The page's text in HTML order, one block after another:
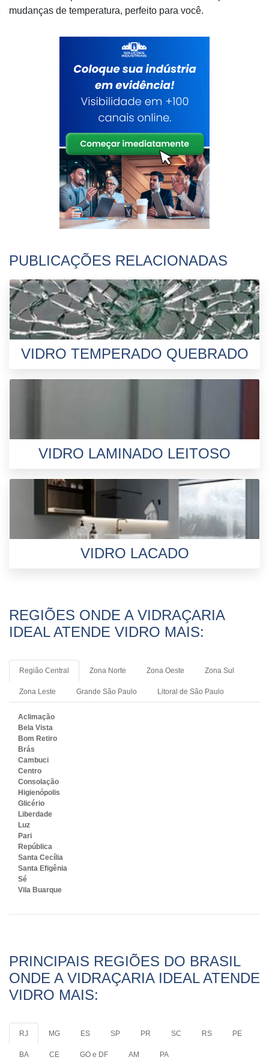
mudanças de temperatura, perfeito para você.
PUBLICAÇÕES RELACIONADAS
VIDRO TEMPERADO QUEBRADO
VIDRO LAMINADO LEITOSO
VIDRO LACADO
REGIÕES ONDE A VIDRAÇARIA
IDEAL ATENDE VIDRO MAIS:
Região Central Zona Norte Zona Oeste Zona Sul
Zona Leste Grande São Paulo Litoral de São Paulo
Aclimação
Bela Vista
Bom Retiro
Brás
Cambuci
Centro
Consolação
Higienópolis
Glicério
Liberdade
Luz
Pari
República
Santa Cecília
Santa Efigênia
Sé
Vila Buarque
PRINCIPAIS REGIÕES DO BRASIL
ONDE A VIDRAÇARIA IDEAL ATENDE
VIDRO MAIS:
RJ MG ES SP PR SC RS PE
BA CE GO e DF AM PA